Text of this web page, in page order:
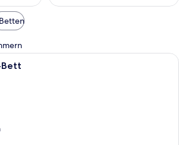
Ein modernes Hotelzimmer mit Bett,
Bett